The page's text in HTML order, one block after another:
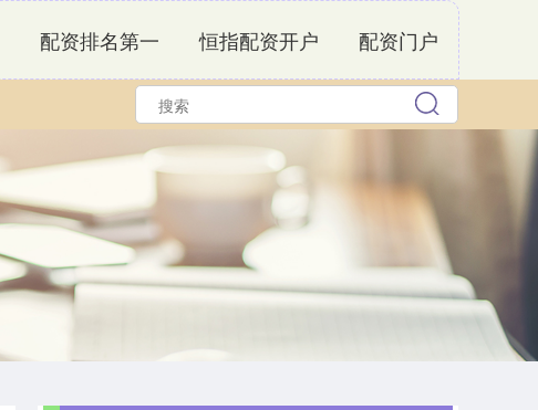
配资排名第一 恒指配资开户 配资门户